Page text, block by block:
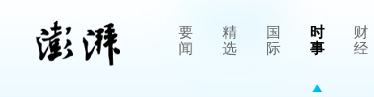
要
闻
精
选
国
际
时
事
财
经